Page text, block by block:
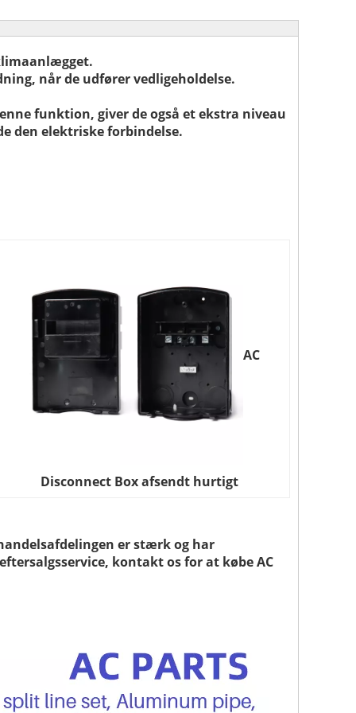
når de udfører vedligeholdelse.
funktion, giver de også et ekstra niveau
den elektriske forbindelse.
AC
Disconnect Box afsendt hurtigt
er stærk og har
kontakt os for at købe AC